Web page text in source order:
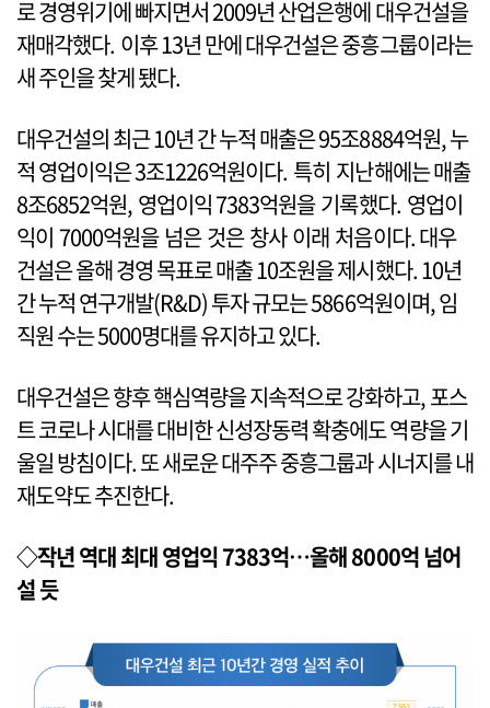
로 경영위기에 빠지면서 2009년 산업은행에 대우건설을
재매각했다. 이후 13년 만에 대우건설은 중흥그룹이라는
새 주인을 찾게 됐다.
대우건설의 최근 10년 간 누적 매출은 95조8884억원, 누
적 영업이익은 3조1226억원이다. 특히 지난해에는 매출
8조6852억원, 영업이익 7383억원을 기록했다. 영업이
익이 7000억원을 넘은 것은 창사 이래 처음이다. 대우
건설은 올해 경영 목표로 매출 10조원을 제시했다. 10년
간 누적 연구개발(R&D) 투자 규모는 5866억원이며, 임
직원 수는 5000명대를 유지하고 있다.
대우건설은 향후 핵심역량을 지속적으로 강화하고, 포스
트 코로나 시대를 대비한 신성장동력 확충에도 역량을 기
울일 방침이다. 또 새로운 대주주 중흥그룹과 시너지를 내
재도약도 추진한다.
◇작년 역대 최대 영업익 7383억…올해 8000억 넘어
설 듯